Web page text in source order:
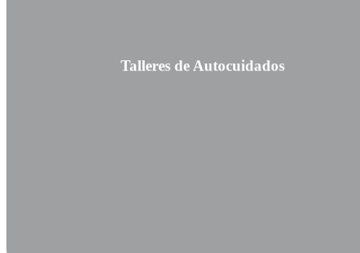
Talleres de Autocuidados